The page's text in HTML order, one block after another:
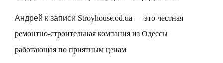
Андрей к записи Stroyhouse.od.ua — это честная
ремонтно-строительная компания из Одессы
работающая по приятным ценам